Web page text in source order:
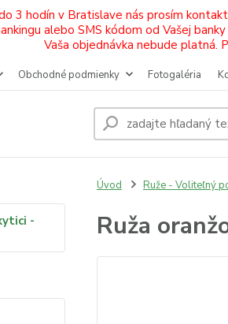
3 hodín v Bratislave nás prosím
alebo SMS kódom od Vašej
Vaša objednávka nebude platná.
Obchodné podmienky Fotogaléria
-
Úvod Ruže - Voliteľný
Ruža